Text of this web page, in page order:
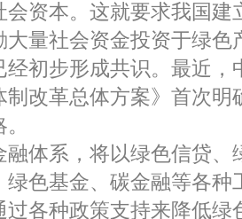
会资本。这就要求我国建
大量社会资金投资于绿色
经初步形成共识。最近，
制改革总体方案》首次明
融体系，将以绿色信贷、
绿色基金、碳金融等各种
过各种政策支持来降低绿